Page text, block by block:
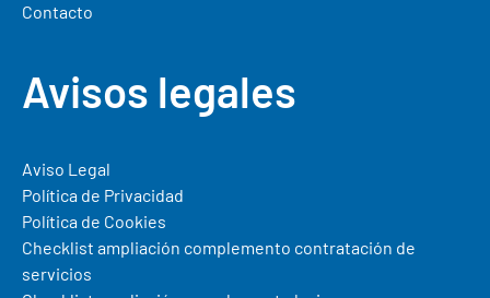
Contacto
Avisos legales
Aviso Legal
Política de Privacidad
Política de Cookies
Checklist ampliación complemento contratación de
servicios